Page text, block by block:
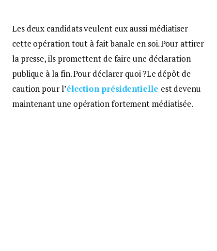
Les deux candidats veulent eux aussi médiatiser
cette opération tout à fait banale en soi. Pour attirer
la presse, ils promettent de faire une déclaration
publique à la fin. Pour déclarer quoi ?Le dépôt de
caution pour l’élection présidentielle est devenu
maintenant une opération fortement médiatisée.